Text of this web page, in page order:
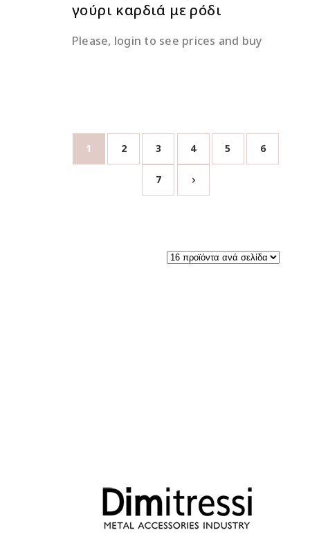
γούρι καρδιά με ρόδι
Please, login to see prices and buy
1 2 3 4 5 6
7